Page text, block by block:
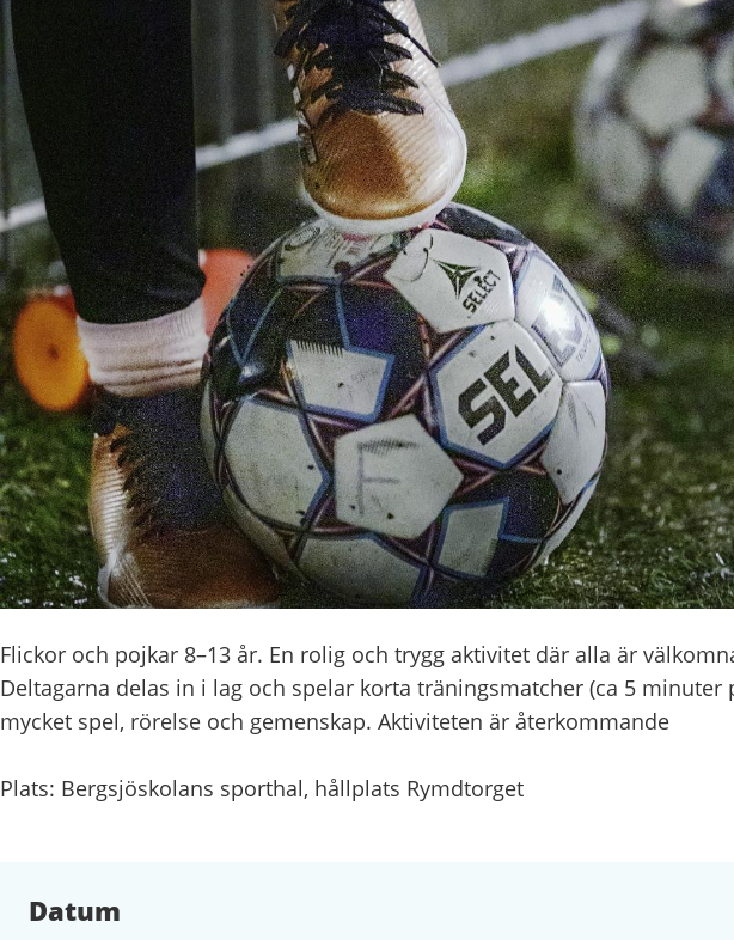
Flickor och pojkar 8–13 år. En rolig och trygg aktivitet där alla är
Deltagarna delas in i lag och spelar korta träningsmatcher (ca 5 minuter
mycket spel, rörelse och gemenskap. Aktiviteten är återkommande
Plats: Bergsjöskolans sporthal, hållplats Rymdtorget
Datum